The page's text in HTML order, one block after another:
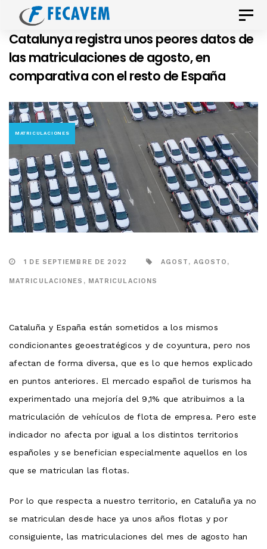
Skip
links
primary
navigation
Skip
content
Toggle
Catalunya registra unos peores datos de
las matriculaciones de agosto, en
comparativa con el resto de España
MATRICULACIONES
1 DE SEPTIEMBRE DE 2022 AGOST , AGOSTO ,
MATRICULACIONES , MATRICULACIONS
Cataluña y España están sometidos a los mismos
condicionantes geoestratégicos y de coyuntura, pero nos
afectan de forma diversa, que es lo que hemos explicado
en puntos anteriores. El mercado español de turismos ha
experimentado una mejoría del 9,1% que atribuimos a la
matriculación de vehículos de flota de empresa. Pero este
indicador no afecta por igual a los distintos territorios
españoles y se benefician especialmente aquellos en los
que se matriculan las flotas.
Por lo que respecta a nuestro territorio, en Cataluña ya no
se matriculan desde hace ya unos años flotas y por
consiguiente, las matriculaciones del mes de agosto han